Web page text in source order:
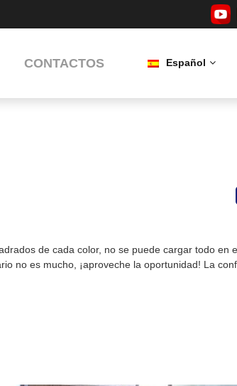
CONTACTOS Español
de cada color, no se puede cargar todo en
no es mucho, ¡aproveche la oportunidad! La